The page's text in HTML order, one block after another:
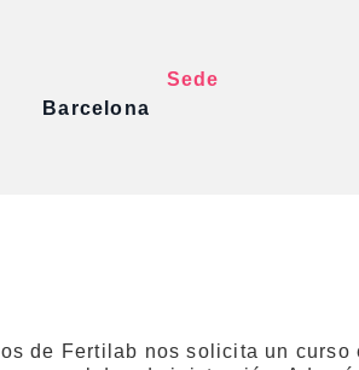
Sede
Barcelona
de Fertilab nos solicita un